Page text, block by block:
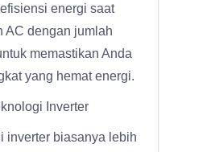
energi saat
AC dengan jumlah
memastikan Anda
yang hemat energi.
Inverter
inverter biasanya lebih